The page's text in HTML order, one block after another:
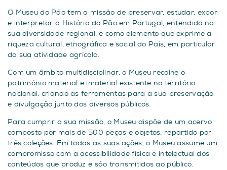
O Museu do Pão tem a missão de preservar, estudar, expor
e interpretar a História do Pão em Portugal, entendido na
sua diversidade regional, e como elemento que exprime a
riqueza cultural, etnográfica e social do País, em particular
da sua atividade agrícola.
Com um âmbito multidisciplinar, o Museu recolhe o
património material e imaterial existente no território
nacional, criando as ferramentas para a sua preservação
e divulgação junto dos diversos públicos.
Para cumprir a sua missão, o Museu dispõe de um acervo
composto por mais de 500 peças e objetos, repartido por
três coleções. Em todas as suas ações, o Museu assume um
compromisso com a acessibilidade física e intelectual dos
conteúdos que produz e são transmitidos ao público.